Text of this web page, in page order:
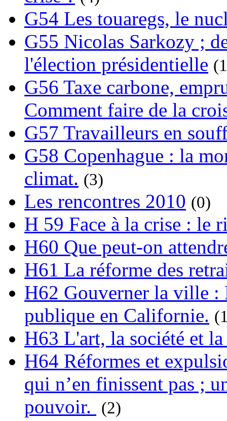
G54 Les touaregs, le
G55 Nicolas Sarkozy ;
l'élection présidentielle
G56 Taxe carbone,
Comment faire de la
G57 Travailleurs en
G58 Copenhague : la
climat. (3)
Les rencontres 2010 (0)
H 59 Face à la crise : le
H60 Que peut-on
H61 La réforme des
H62 Gouverner la ville :
publique en Californie.
H63 L'art, la société et
H64 Réformes et
qui n’en finissent pas ;
pouvoir.
(2)